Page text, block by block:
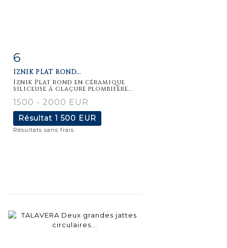
6
IZNIK PLAT ROND...
Iznik Plat rond en céramique
siliceuse à glaçure plombifère...
1500 - 2000 EUR
Résultat 1 500 EUR
Résultats sans frais